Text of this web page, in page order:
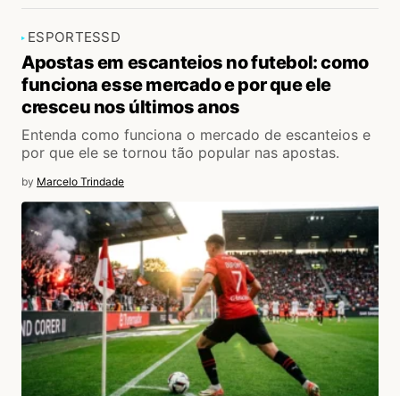
ESPORTESSD
Apostas em escanteios no futebol: como
funciona esse mercado e por que ele
cresceu nos últimos anos
Entenda como funciona o mercado de escanteios e
por que ele se tornou tão popular nas apostas.
by Marcelo Trindade